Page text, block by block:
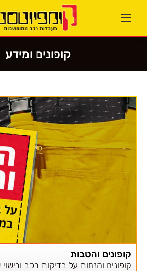
קופונים ומידע
are here:
קופונים והטבות
קופונים והנחות על בדיקות רכב ורישוי